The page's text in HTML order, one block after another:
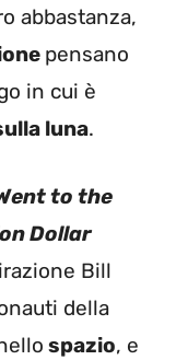
abbastanza,
pensano
in cui è
luna.
to the
Dollar
Bill
della
spazio, e